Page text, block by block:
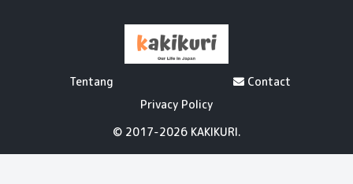
Tentang
Contact
Privacy Policy
© 2017-2026 KAKIKURI.